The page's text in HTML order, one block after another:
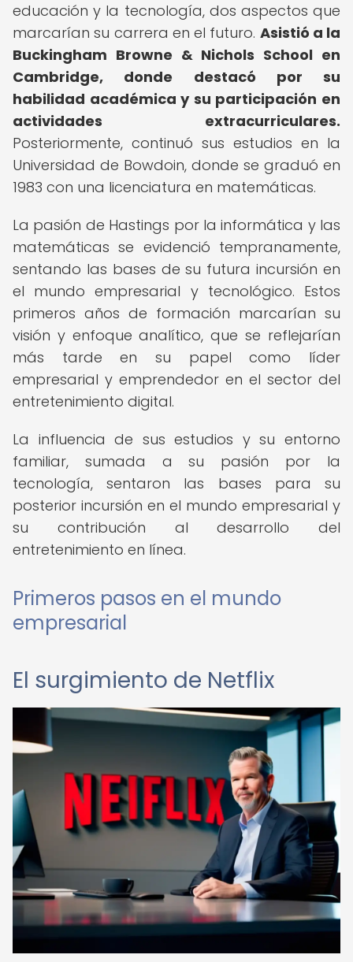
educación y la tecnología, dos aspectos que
marcarían su carrera en el futuro. Asistió a la
Buckingham Browne & Nichols School en
Cambridge, donde destacó por su
habilidad académica y su participación en
actividades extracurriculares.
Posteriormente, continuó sus estudios en la
Universidad de Bowdoin, donde se graduó en
1983 con una licenciatura en matemáticas.
La pasión de Hastings por la informática y las
matemáticas se evidenció tempranamente,
sentando las bases de su futura incursión en
el mundo empresarial y tecnológico. Estos
primeros años de formación marcarían su
visión y enfoque analítico, que se reflejarían
más tarde en su papel como líder
empresarial y emprendedor en el sector del
entretenimiento digital.
La influencia de sus estudios y su entorno
familiar, sumada a su pasión por la
tecnología, sentaron las bases para su
posterior incursión en el mundo empresarial y
su contribución al desarrollo del
entretenimiento en línea.
Primeros pasos en el mundo
empresarial
El surgimiento de Netflix